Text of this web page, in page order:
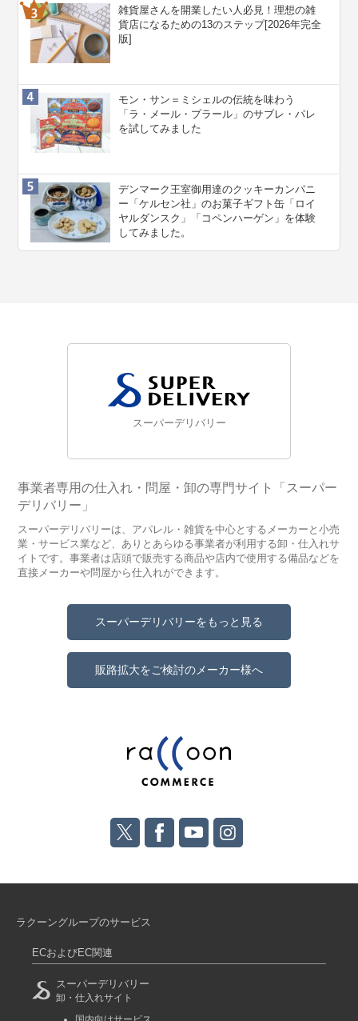
雑貨屋さんを開業したい人必見！理想の雑
貨店になるための13のステップ[2026年完全
版]
モン・サン＝ミシェルの伝統を味わう
「ラ・メール・プラール」のサブレ・パレ
を試してみました
デンマーク王室御用達のクッキーカンパニ
ー「ケルセン社」のお菓子ギフト缶「ロイ
ヤルダンスク」「コペンハーゲン」を体験
してみました。
スーパーデリバリー
事業者専用の仕入れ・問屋・卸の専門サイト「スーパー
デリバリー」
スーパーデリバリーは、アパレル・雑貨を中心とするメーカーと小売
業・サービス業など、ありとあらゆる事業者が利用する卸・仕入れサ
イトです。事業者は店頭で販売する商品や店内で使用する備品などを
直接メーカーや問屋から仕入れができます。
スーパーデリバリーをもっと見る
販路拡大をご検討のメーカー様へ
ラクーングループのサービス
ECおよびEC関連
スーパーデリバリー
卸・仕入れサイト